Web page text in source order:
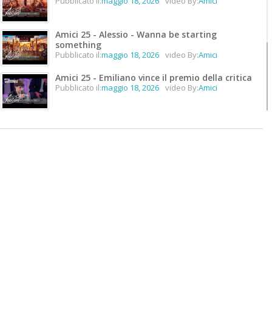
Amici 25 - Alessio - Wanna be starting
something
Pubblicato il:maggio 18, 2026 video By:Amici
Amici 25 - Emiliano vince il premio della critica
Pubblicato il:maggio 18, 2026 video By:Amici
Pubblicato il:maggio 18, 2026 video By:Amici